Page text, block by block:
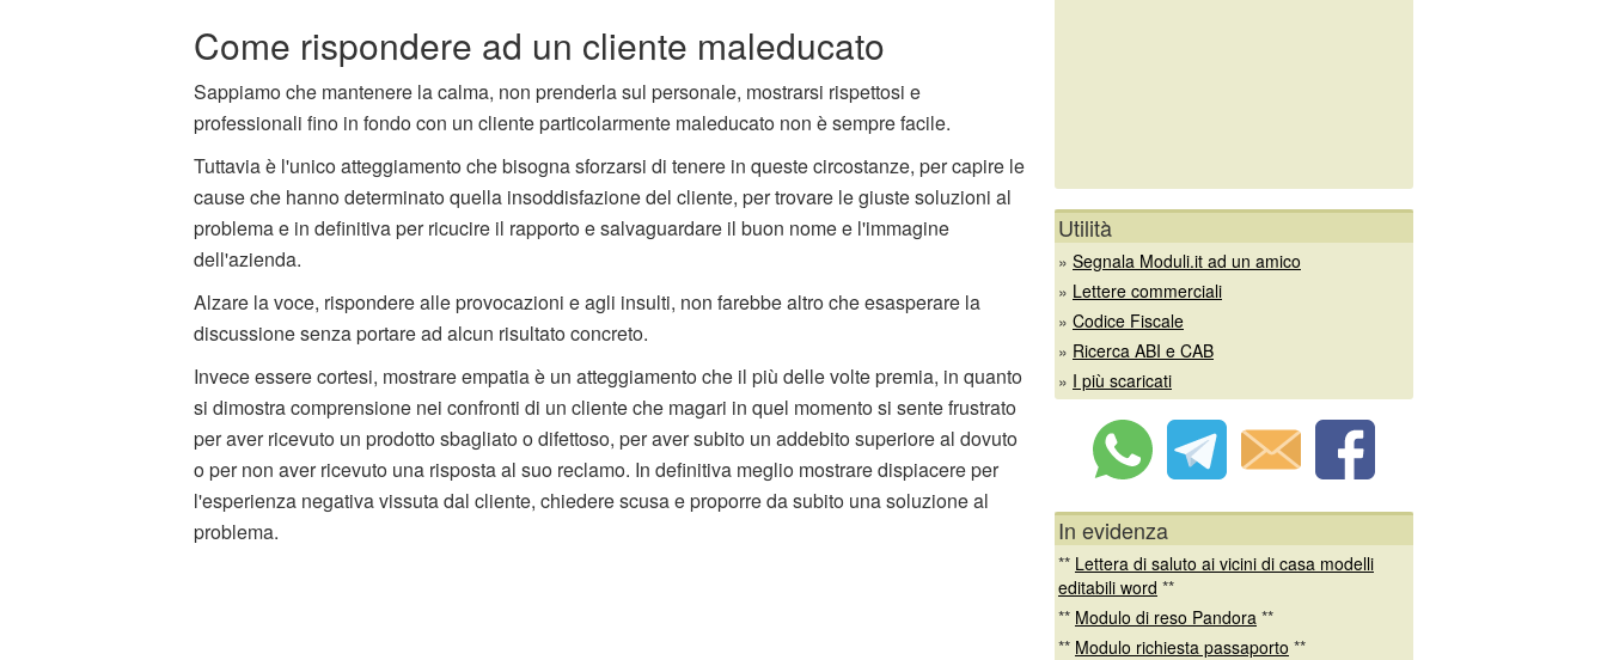
Come rispondere ad un cliente maleducato
Sappiamo che mantenere la calma, non prenderla sul personale, mostrarsi rispettosi e
professionali fino in fondo con un cliente particolarmente maleducato non è sempre facile.
Tuttavia è l'unico atteggiamento che bisogna sforzarsi di tenere in queste circostanze, per capire le
cause che hanno determinato quella insoddisfazione del cliente, per trovare le giuste soluzioni al
problema e in definitiva per ricucire il rapporto e salvaguardare il buon nome e l'immagine
dell'azienda.
Alzare la voce, rispondere alle provocazioni e agli insulti, non farebbe altro che esasperare la
discussione senza portare ad alcun risultato concreto.
Invece essere cortesi, mostrare empatia è un atteggiamento che il più delle volte premia, in quanto
si dimostra comprensione nei confronti di un cliente che magari in quel momento si sente frustrato
per aver ricevuto un prodotto sbagliato o difettoso, per aver subito un addebito superiore al dovuto
o per non aver ricevuto una risposta al suo reclamo. In definitiva meglio mostrare dispiacere per
l'esperienza negativa vissuta dal cliente, chiedere scusa e proporre da subito una soluzione al
problema.
Utilità
» Segnala Moduli.it ad un amico
» Lettere commerciali
» Codice Fiscale
» Ricerca ABI e CAB
» I più scaricati
In evidenza
** Lettera di saluto ai vicini di casa modelli
editabili word **
** Modulo di reso Pandora **
** Modulo richiesta passaporto **